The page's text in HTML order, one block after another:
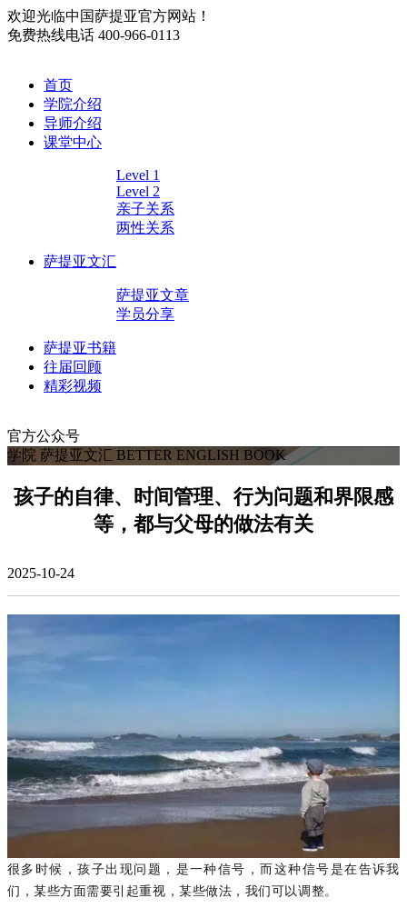
欢迎光临中国萨提亚官方网站！
免费热线电话 400-966-0113
首页
学院介绍
导师介绍
课堂中心
Level 1
Level 2
亲子关系
两性关系
萨提亚文汇
萨提亚文章
学员分享
萨提亚书籍
往届回顾
精彩视频
官方公众号
学院 萨提亚文汇 BETTER ENGLISH BOOK
孩子的自律、时间管理、行为问题和界限感
等，都与父母的做法有关
2025-10-24
很多时候，孩子出现问题，是一种信号，而这种信号是在告诉我
们，某些方面需要引起重视，某些做法，我们可以调整。